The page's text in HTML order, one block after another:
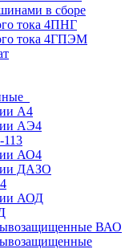
в сборе
тока 4ПНГ
тока 4ГПЭМ
А4
АЭ4
113
АО4
ДАЗО
АОД
ВАО